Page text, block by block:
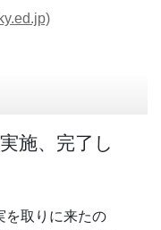
施、完了し
を取りに来たの